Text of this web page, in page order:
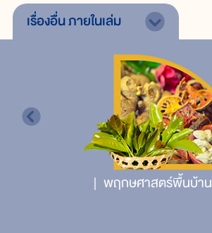
เรื่องอื่นภายในเล่ม
พฤกษศาสตร์พื้นบ้าน